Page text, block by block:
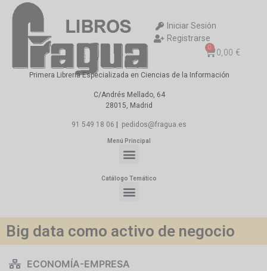
Iniciar Sesión
Registrarse
0,00 €
0
Primera Librería Especializada en Ciencias de la Información
C/Andrés Mellado, 64
28015, Madrid
91 549 18 06 pedidos@fragua.es
Menú Principal
Catálogo Temático
Big data como activo de negocio
ECONOMÍA-EMPRESA